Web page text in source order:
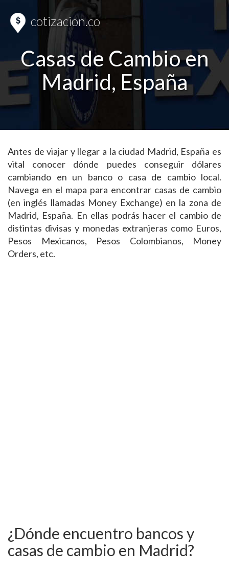
cotizacion.co
Casas de Cambio en
Madrid, España
Antes de viajar y llegar a la ciudad Madrid, España es
vital conocer dónde puedes conseguir dólares
cambiando en un banco o casa de cambio local.
Navega en el mapa para encontrar casas de cambio
(en inglés llamadas Money Exchange) en la zona de
Madrid, España. En ellas podrás hacer el cambio de
distintas divisas y monedas extranjeras como Euros,
Pesos Mexicanos, Pesos Colombianos, Money
Orders, etc.
¿Dónde encuentro bancos y
casas de cambio en Madrid?